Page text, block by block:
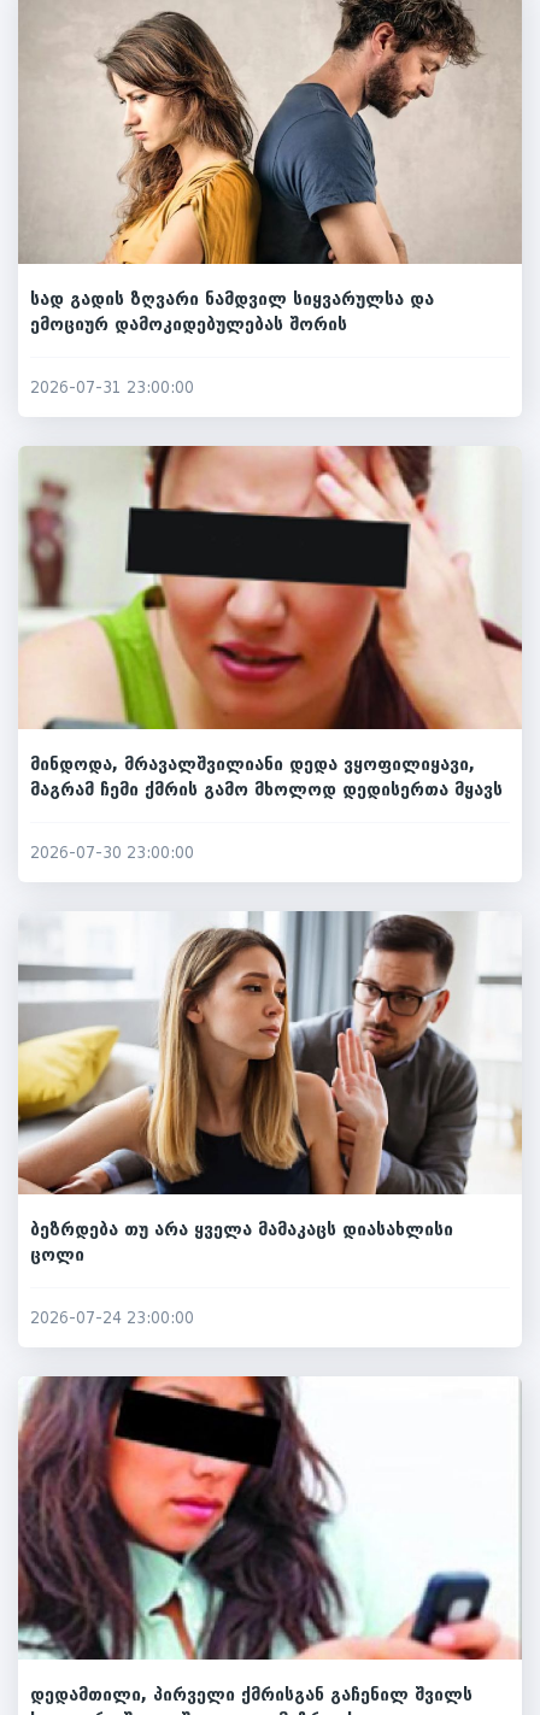
სად გადის ზღვარი ნამდვილ სიყვარულსა და
ემოციურ დამოკიდებულებას შორის
2026-07-31 23:00:00
მინდოდა, მრავალშვილიანი დედა ვყოფილიყავი,
მაგრამ ჩემი ქმრის გამო მხოლოდ დედისერთა მყავს
2026-07-30 23:00:00
ბეზრდება თუ არა ყველა მამაკაცს დიასახლისი
ცოლი
2026-07-24 23:00:00
დედამთილი, პირველი ქმრისგან გაჩენილ შვილს